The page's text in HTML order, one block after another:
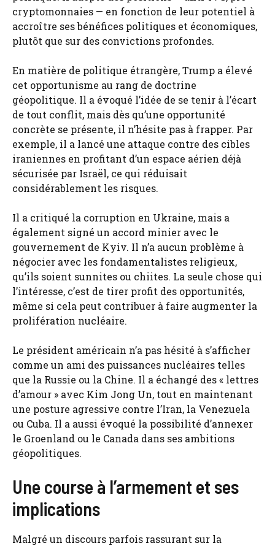
cryptomonnaies — en fonction de leur potentiel à
accroître ses bénéfices politiques et économiques,
plutôt que sur des convictions profondes.
En matière de politique étrangère, Trump a élevé
cet opportunisme au rang de doctrine
géopolitique. Il a évoqué l’idée de se tenir à l’écart
de tout conflit, mais dès qu’une opportunité
concrète se présente, il n’hésite pas à frapper. Par
exemple, il a lancé une attaque contre des cibles
iraniennes en profitant d’un espace aérien déjà
sécurisée par Israël, ce qui réduisait
considérablement les risques.
Il a critiqué la corruption en Ukraine, mais a
également signé un accord minier avec le
gouvernement de Kyiv. Il n’a aucun problème à
négocier avec les fondamentalistes religieux,
qu’ils soient sunnites ou chiites. La seule chose qui
l’intéresse, c’est de tirer profit des opportunités,
même si cela peut contribuer à faire augmenter la
prolifération nucléaire.
Le président américain n’a pas hésité à s’afficher
comme un ami des puissances nucléaires telles
que la Russie ou la Chine. Il a échangé des « lettres
d’amour » avec Kim Jong Un, tout en maintenant
une posture agressive contre l’Iran, la Venezuela
ou Cuba. Il a aussi évoqué la possibilité d’annexer
le Groenland ou le Canada dans ses ambitions
géopolitiques.
Une course à l’armement et ses
implications
Malgré un discours parfois rassurant sur la